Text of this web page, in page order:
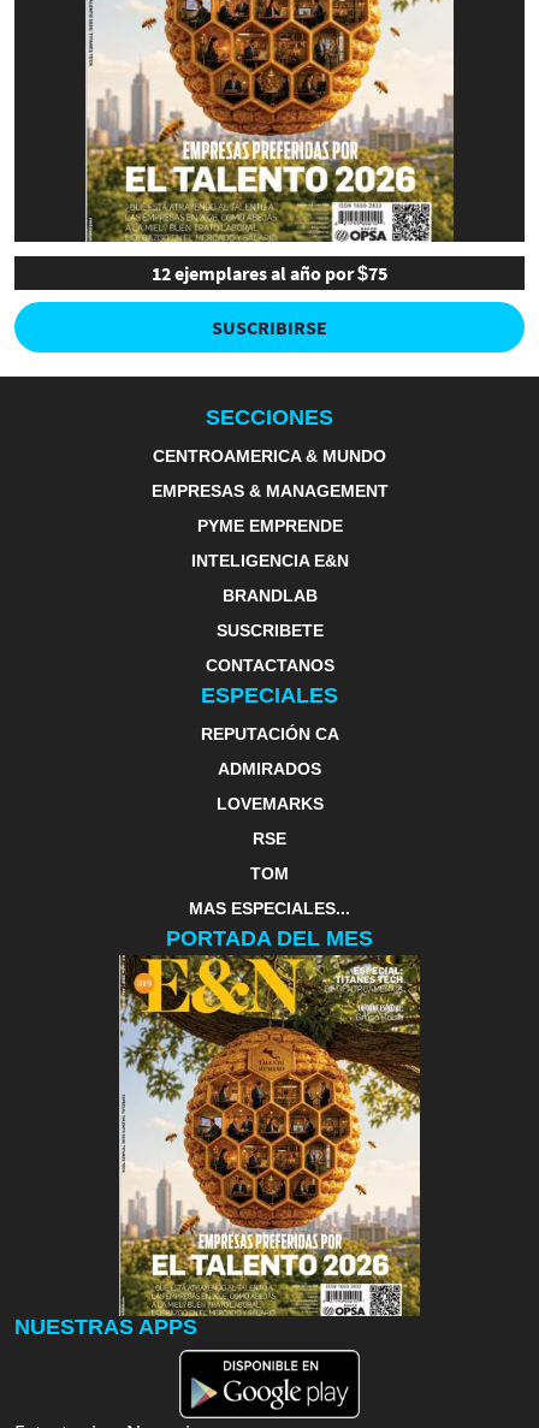
12 ejemplares al año por $75
SUSCRIBIRSE
SECCIONES
CENTROAMERICA & MUNDO
EMPRESAS & MANAGEMENT
PYME EMPRENDE
INTELIGENCIA E&N
BRANDLAB
SUSCRIBETE
CONTACTANOS
ESPECIALES
REPUTACIÓN CA
ADMIRADOS
LOVEMARKS
RSE
TOM
MAS ESPECIALES...
PORTADA DEL MES
NUESTRAS APPS